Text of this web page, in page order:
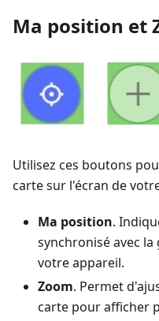
Ma position et
Utilisez ces boutons
carte sur l'écran de
Ma position.
synchronisé avec
votre appareil.
Zoom. Permet
carte pour afficher